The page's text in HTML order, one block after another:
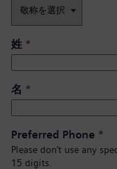
姓 *
名 *
Preferred Phone *
Please don’t use any
15 digits.